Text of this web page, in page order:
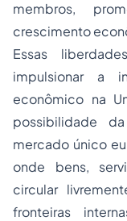
membros,
crescimento
Essas
impulsionar a
econômico na
possibilidade
mercado único
onde bens,
circular
fronteiras